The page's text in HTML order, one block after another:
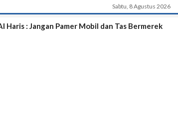
Sabtu, 8 Agustus 2026
Haris : Jangan Pamer Mobil dan Tas Bermerek